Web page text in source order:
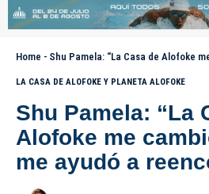
Home - Shu Pamela: “La Casa de Alofoke me
LA CASA DE ALOFOKE Y PLANETA ALOFOKE
Shu Pamela: “La
Alofoke me
me ayudó a